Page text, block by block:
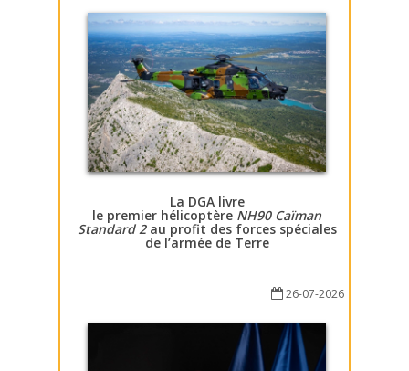
La DGA livre
le premier hélicoptère NH90 Caïman
Standard 2au profit des forces spéciales
de l’armée de Terre
26-07-2026